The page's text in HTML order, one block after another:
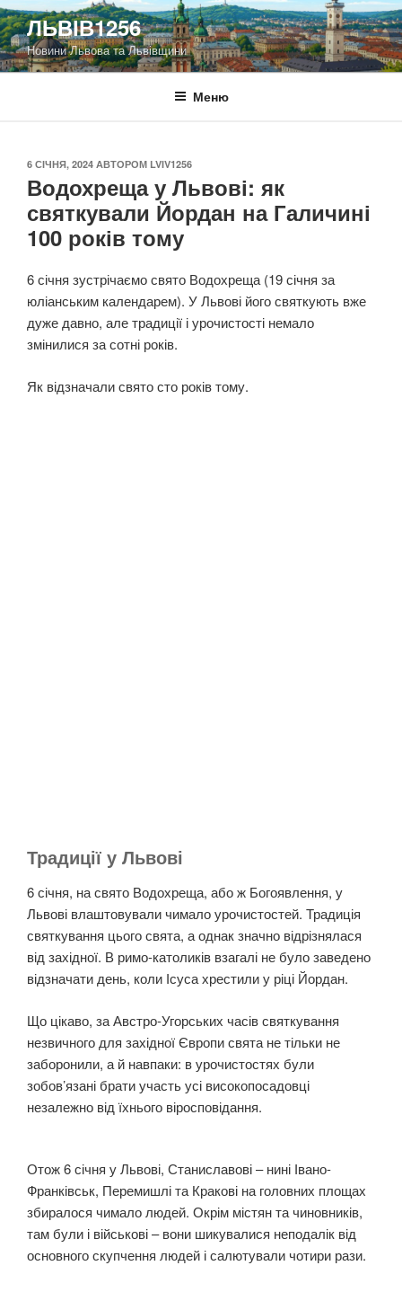
Перейти
до
вмісту
ЛЬВІВ1256
Новини Львова та Львівщини
Меню
ОПУБЛІКОВАНО
6 СІЧНЯ, 2024 АВТОРОМ LVIV1256
Водохреща у Львові: як
святкували Йордан на Галичині
100 років тому
6 січня зустрічаємо свято Водохреща (19 січня за
юліанським календарем). У Львові його святкують вже
дуже давно, але традиції і урочистості немало
змінилися за сотні років.
Як відзначали свято сто років тому.
Традиції у Львові
6 січня, на свято Водохреща, або ж Богоявлення, у
Львові влаштовували чимало урочистостей. Традиція
святкування цього свята, а однак значно відрізнялася
від західної. В римо-католиків взагалі не було заведено
відзначати день, коли Ісуса хрестили у ріці Йордан.
Що цікаво, за Австро-Угорських часів святкування
незвичного для західної Європи свята не тільки не
заборонили, а й навпаки: в урочистостях були
зобов’язані брати участь усі високопосадовці
незалежно від їхнього віросповідання.
Отож 6 січня у Львові, Станиславові – нині Івано-
Франківськ, Перемишлі та Кракові на головних площах
збиралося чимало людей. Окрім містян та чиновників,
там були і військові – вони шикувалися неподалік від
основного скупчення людей і салютували чотири рази.